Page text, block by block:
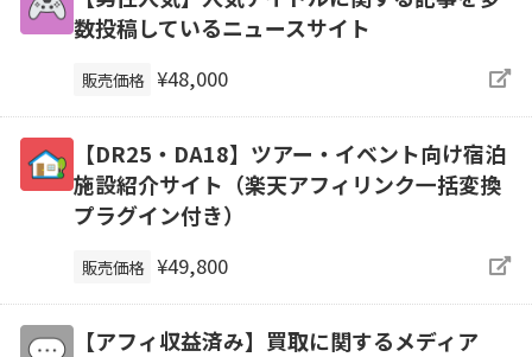
数投稿しているニュースサイト
販売価格 ¥48,000
【DR25・DA18】ツアー・イベント向け宿泊
施設紹介サイト（楽天アフィリンク一括変換
プラグイン付き）
販売価格 ¥49,800
【アフィ収益済み】買取に関するメディア